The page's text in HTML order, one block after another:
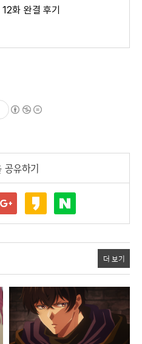
화 완결 후기
공유하기
더 보기